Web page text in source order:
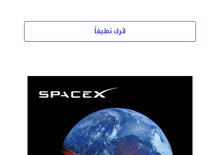
اترك تعليقاً